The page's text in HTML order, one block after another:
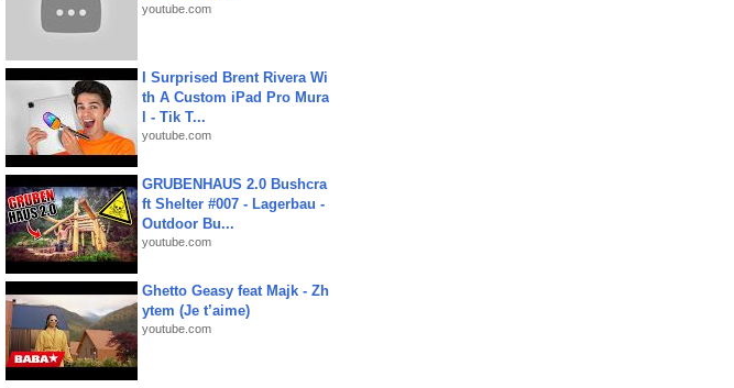
youtube.com
I Surprised Brent Rivera Wi
th A Custom iPad Pro Mura
l - Tik T...
youtube.com
GRUBENHAUS 2.0 Bushcra
ft Shelter #007 - Lagerbau -
Outdoor Bu...
youtube.com
Ghetto Geasy feat Majk - Zh
ytem (Je t’aime)
youtube.com